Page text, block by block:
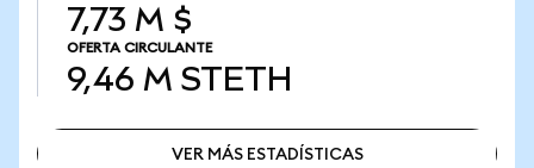
7,73 M $
OFERTA CIRCULANTE
9,46 M STETH
VER MÁS ESTADÍSTICAS